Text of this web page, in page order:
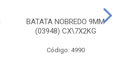
BATATA NOBREDO 9MM
(03948) CX\7X2KG
Código: 4990